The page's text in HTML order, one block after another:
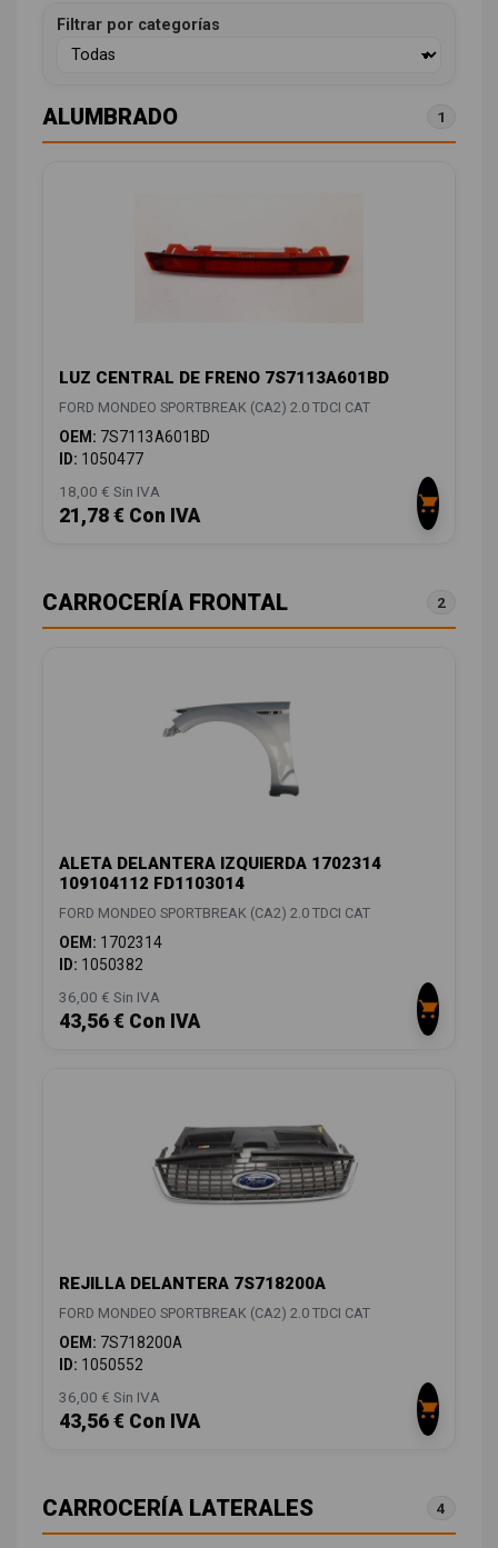
Filtrar por categorías
ALUMBRADO 1
LUZ CENTRAL DE FRENO 7S7113A601BD
FORD MONDEO SPORTBREAK (CA2) 2.0 TDCI CAT
OEM: 7S7113A601BD
ID: 1050477
18,00 € Sin IVA
21,78 € Con IVA
CARROCERÍA FRONTAL 2
ALETA DELANTERA IZQUIERDA 1702314
109104112 FD1103014
FORD MONDEO SPORTBREAK (CA2) 2.0 TDCI CAT
OEM: 1702314
ID: 1050382
36,00 € Sin IVA
43,56 € Con IVA
REJILLA DELANTERA 7S718200A
FORD MONDEO SPORTBREAK (CA2) 2.0 TDCI CAT
OEM: 7S718200A
ID: 1050552
36,00 € Sin IVA
43,56 € Con IVA
CARROCERÍA LATERALES 4